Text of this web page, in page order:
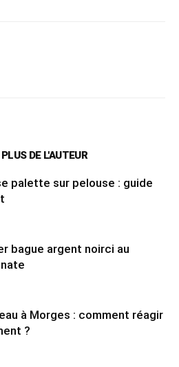
PLUS DE L'AUTEUR
palette sur pelouse : guide
bague argent noirci au
à Morges : comment réagir
?